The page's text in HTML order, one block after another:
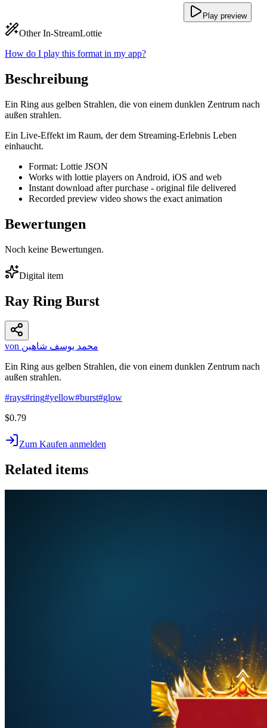
Play preview
Other In-StreamLottie
How do I play this format in my app?
Beschreibung
Ein Ring aus gelben Strahlen, die von einem dunklen Zentrum nach
außen strahlen.
Ein Live-Effekt im Raum, der dem Streaming-Erlebnis Leben
einhaucht.
Format: Lottie JSON
Works with lottie players on Android, iOS and web
Instant download after purchase - original file delivered
Recorded preview video shows the exact animation
Bewertungen
Noch keine Bewertungen.
Digital item
Ray Ring Burst
von محمد يوسف شاهين
Ein Ring aus gelben Strahlen, die von einem dunklen Zentrum nach
außen strahlen.
#rays#ring#yellow#burst#glow
$0.79
Zum Kaufen anmelden
Related items